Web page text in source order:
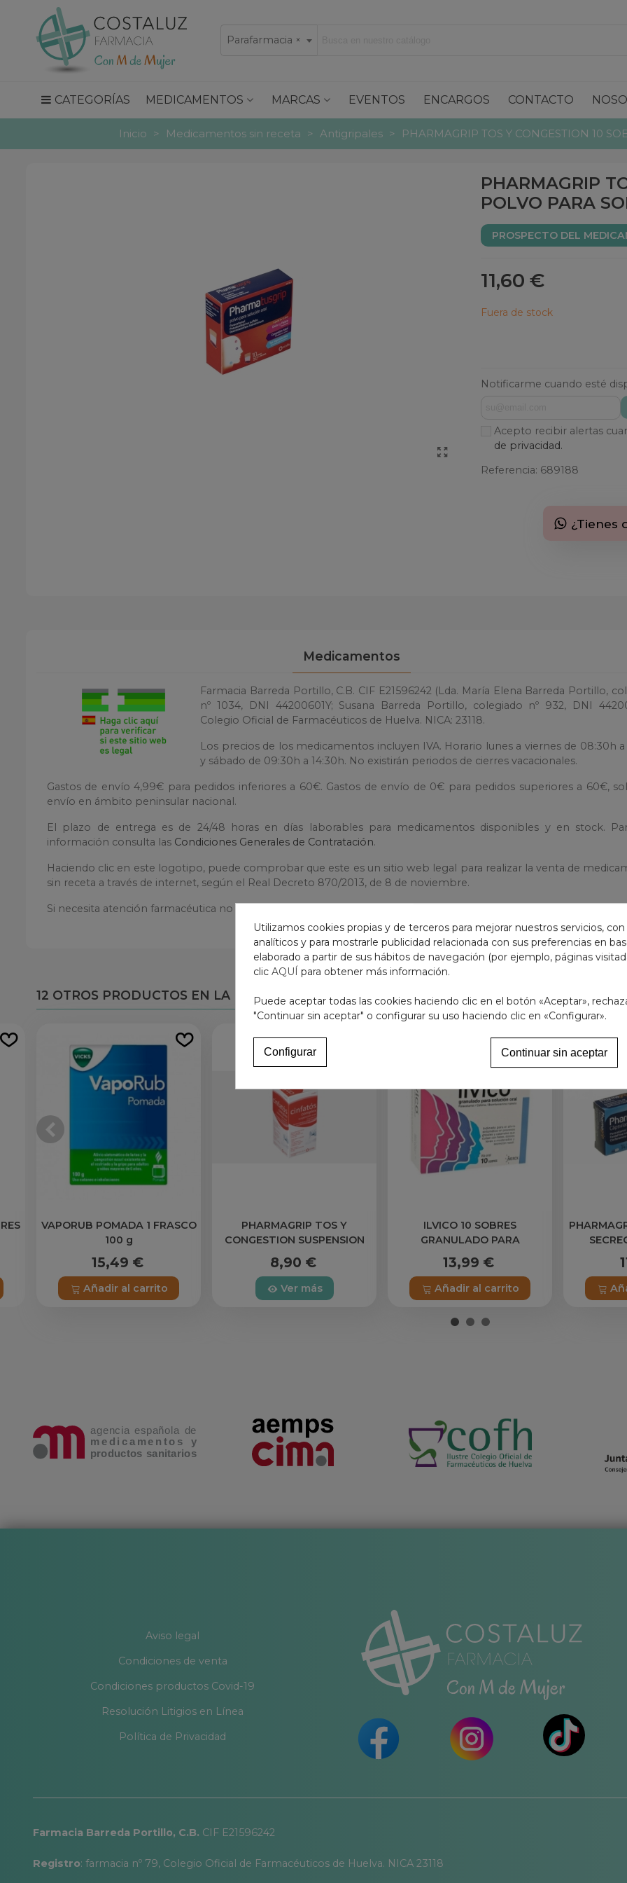
×
Parafarmacia
CATEGORÍAS MEDICAMENTOS MARCAS EVENTOS ENCARGOS CONTACTO
Inicio > Medicamentos sin receta > Antigripales > PHARMAGRIP TOS Y CONGESTION 10
PHARMAGRIP
POLVO PARA
PROSPECTO DEL
11,60 €
Fuera de stock
Notificarme cuando esté
Acepto recibir alertas
de privacidad.
Referencia: 689188
¿Tienes
Medicamentos
Farmacia Barreda Portillo, C.B. CIF E21596242 (Lda. María Elena Barreda Portillo,
nº 1034, DNI 44200601Y; Susana Barreda Portillo, colegiado nº 932, DNI
Colegio Oficial de Farmacéuticos de Huelva. NICA: 23118.
Los precios de los medicamentos incluyen IVA. Horario lunes a viernes de 08:30h a
y sábado de 09:30h a 14:30h. No existirán periodos de cierres vacacionales.
Gastos de envío 4,99€ para pedidos inferiores a 60€. Gastos de envío de 0€ para pedidos superiores a 60€,
envío en ámbito peninsular nacional.
El plazo de entrega es de 24/48 horas en días laborables para medicamentos disponibles y en stock.
información consulta las Condiciones Generales de Contratación.
Haciendo clic en este logotipo, puede comprobar que este es un sitio web legal para realizar la venta de
sin receta a través de internet, según el Real Decreto 870/2013, de 8 de noviembre.
Si necesita atención farmacéutica no dude en contactar con Farmacia Costaluz para resolver sus dudas.
12 OTROS PRODUCTOS EN LA MISMA CATEGORÍA:
VAPORUB POMADA 1 FRASCO
100 g
15,49 €
Añadir al carrito
PHARMAGRIP TOS Y
CONGESTION SUSPENSION
ORAL 1 FRASCO 125 ml
8,90 €
Ver más
ILVICO 10 SOBRES
GRANULADO PARA
SOLUCION ORAL
13,99 €
Añadir al carrito
Aviso legal
Condiciones de venta
Condiciones productos Covid-19
Resolución Litigios en Línea
Política de Privacidad
Farmacia Barreda Portillo, C.B. CIF E21596242
Registro: farmacia nº 79, Colegio Oficial de Farmacéuticos de Huelva. NICA 23118
Utilizamos cookies propias y de terceros para mejorar nuestros servicios,
analíticos y para mostrarle publicidad relacionada con sus preferencias en
elaborado a partir de sus hábitos de navegación (por ejemplo, páginas
clic AQUÍ para obtener más información.
Puede aceptar todas las cookies haciendo clic en el botón «Aceptar»,
"Continuar sin aceptar" o configurar su uso haciendo clic en «Configurar».
Continuar sin aceptar
Configurar